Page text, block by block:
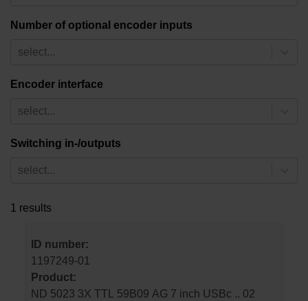
Number of optional encoder inputs
select...
Encoder interface
select...
Switching in-/outputs
select...
1 results
ID number:
1197249-01
Product:
ND 5023 3X TTL 59B09 AG 7 inch USBc .. 02